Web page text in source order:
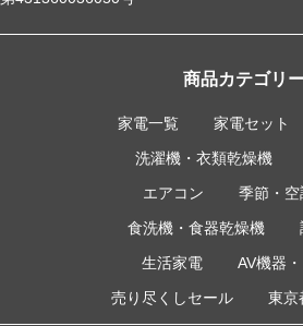
商品カテゴリ
家電一覧 家電セット
洗濯機・衣類乾燥機
エアコン
季節・
食洗機・食器乾燥機
生活家電
AV機器
売り尽くしセール
東京